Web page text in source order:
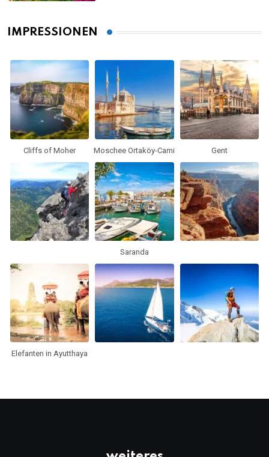
IMPRESSIONEN
Cliffs of Moher Moschee Ortaköy-Cami Gent
Saranda
Elefanten in Ayutthaya